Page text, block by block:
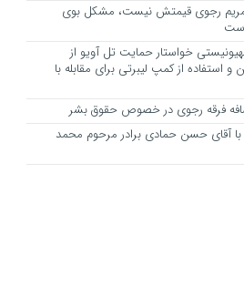
رجوی قیمتش نیست، مشکل بوی
خواستار حمایت تل آویو از
استفاده از کمپ لیبرتی برای مقابله با
فرقه رجوی در خصوص حقوق بشر
آقای حسن حمادی برادر مرحوم محمد